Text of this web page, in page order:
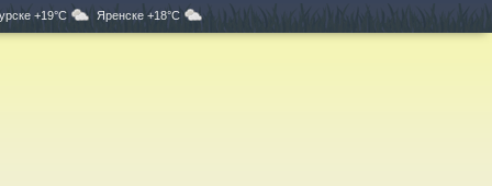
+19°C Яренске +18°C